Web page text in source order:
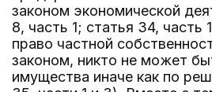
законом экономической
8, часть 1; статья 34, часть
право частной
законом, никто не может
имущества иначе как по